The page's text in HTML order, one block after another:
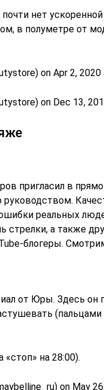
нет
в полуметре от
on Apr 2,
on Dec 13,
пригласил в
руководством.
реальных
стрелки, а также
блогеры.
от Юры. Здесь он
на 28:00).
on May